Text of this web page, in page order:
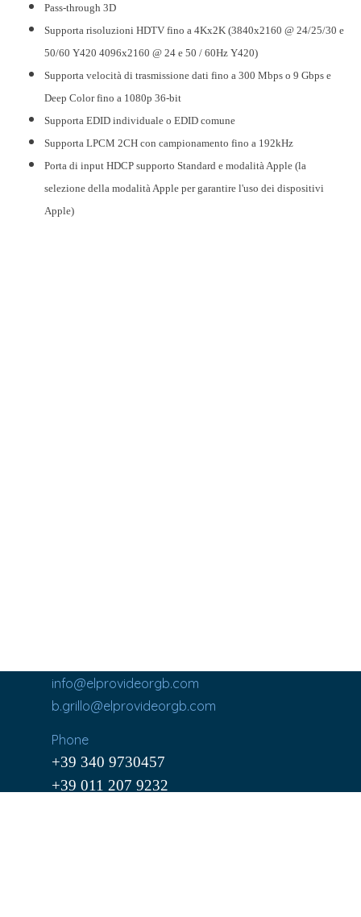
Pass-through 3D
Supporta risoluzioni HDTV fino a 4Kx2K (3840x2160 @ 24/25/30 e
50/60 Y420 4096x2160 @ 24 e 50 / 60Hz Y420)
Supporta velocità di trasmissione dati fino a 300 Mbps o 9 Gbps e
Deep Color fino a 1080p 36-bit
Supporta EDID individuale o EDID comune
Supporta LPCM 2CH con campionamento fino a 192kHz
Porta di input HDCP supporto Standard e modalità Apple (la
selezione della modalità Apple per garantire l'uso dei dispositivi
Apple)
info@elprovideorgb.com
b.grillo@elprovideorgb.com
Phone
+39 340 9730457
+39 011 207 9232